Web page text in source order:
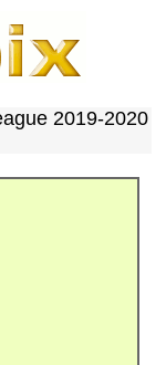
2019-2020